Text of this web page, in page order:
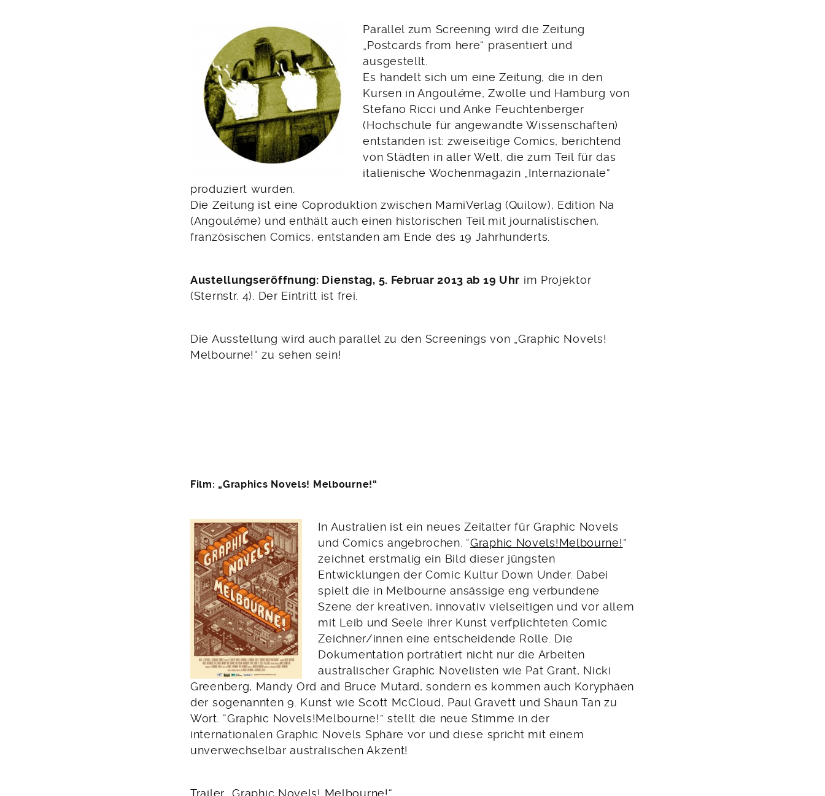
Parallel zum Screening wird die Zeitung
„Postcards from here“ präsentiert und
ausgestellt.
Es handelt sich um eine Zeitung, die in den
Kursen in Angoul ême, Zwolle und Hamburg von
Stefano Ricci und Anke Feuchtenberger
(Hochschule für angewandte Wissenschaften)
entstanden ist: zweiseitige Comics, berichtend
von Städten in aller Welt, die zum Teil für das
italienische Wochenmagazin „Internazionale“
produziert wurden.
Die Zeitung ist eine Coproduktion zwischen MamiVerlag (Quilow), Edition Na
(Angoul ême) und enthält auch einen historischen Teil mit journalistischen,
französischen Comics, entstanden am Ende des 19 Jahrhunderts.
Austellungseröffnung: Dienstag, 5. Februar 2013 ab 19 Uhr im Projektor
(Sternstr. 4). Der Eintritt ist frei.
Die Ausstellung wird auch parallel zu den Screenings von „Graphic Novels!
Melbourne!“ zu sehen sein!
Film: „Graphics Novels! Melbourne!“
In Australien ist ein neues Zeitalter für Graphic Novels
und Comics angebrochen. “Graphic Novels!Melbourne! ”
zeichnet erstmalig ein Bild dieser jüngsten
Entwicklungen der Comic Kultur Down Under. Dabei
spielt die in Melbourne ansässige eng verbundene
Szene der kreativen, innovativ vielseitigen und vor allem
mit Leib und Seele ihrer Kunst verfplichteten Comic
Zeichner/innen eine entscheidende Rolle. Die
Dokumentation porträtiert nicht nur die Arbeiten
australischer Graphic Novelisten wie Pat Grant, Nicki
Greenberg, Mandy Ord and Bruce Mutard, sondern es kommen auch Koryphäen
der sogenannten 9. Kunst wie Scott McCloud, Paul Gravett und Shaun Tan zu
Wort. “Graphic Novels!Melbourne!” stellt die neue Stimme in der
internationalen Graphic Novels Sphäre vor und diese spricht mit einem
unverwechselbar australischen Akzent!
Trailer „Graphic Novels! Melbourne!“